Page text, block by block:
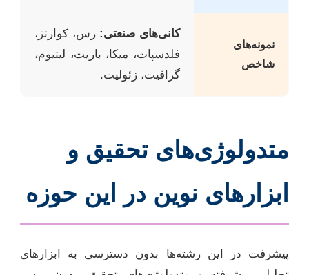
نمونه‌های
شاخص
کانی‌های صنعتی: رس، کوارتز،
فلدسپات، میکا، باریت، لیتیوم،
گرافیت، زئولیت.
متدولوژی‌های تحقیق و
ابزارهای نوین در این حوزه
پیشرفت در این رشته‌ها بدون دسترسی به ابزارهای